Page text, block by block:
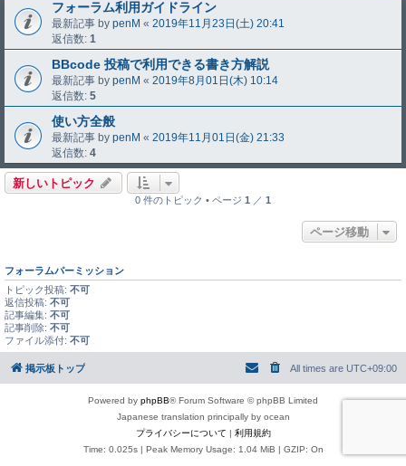
フォーラム利用ガイドライン
最新記事 by penM « 2019年11月23日(土) 20:41
返信数: 1
BBcode 投稿で利用できる書き方解説
最新記事 by penM « 2019年8月01日(木) 10:14
返信数: 5
使い方全般
最新記事 by penM « 2019年11月01日(金) 21:33
返信数: 4
新しいトピック
0 件のトピック • ページ 1 ／ 1
ページ移動
フォーラムパーミッション
トピック投稿: 不可
返信投稿: 不可
記事編集: 不可
記事削除: 不可
ファイル添付: 不可
掲示板トップ All times are UTC+09:00
Powered by phpBB® Forum Software © phpBB Limited
Japanese translation principally by ocean
プライバシーについて | 利用規約
Time: 0.025s| Peak Memory Usage: 1.04 MiB | GZIP: On